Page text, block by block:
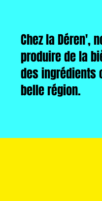
Chez la Déren',
produire de la
des ingrédients
belle région.